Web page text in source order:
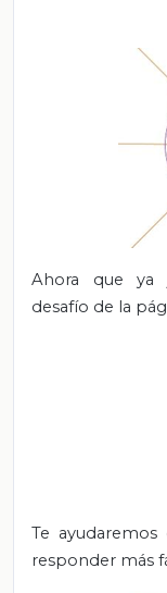
Ahora que ya
desafío de la
Te
responder más